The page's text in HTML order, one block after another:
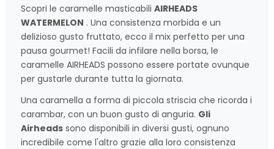
Scopri le caramelle masticabili AIRHEADS
WATERMELON . Una consistenza morbida e un
delizioso gusto fruttato, ecco il mix perfetto per una
pausa gourmet! Facili da infilare nella borsa, le
caramelle AIRHEADS possono essere portate ovunque
per gustarle durante tutta la giornata.
Una caramella a forma di piccola striscia che ricorda i
carambar, con un buon gusto di anguria. Gli
Airheads sono disponibili in diversi gusti, ognuno
incredibile come l'altro grazie alla loro consistenza